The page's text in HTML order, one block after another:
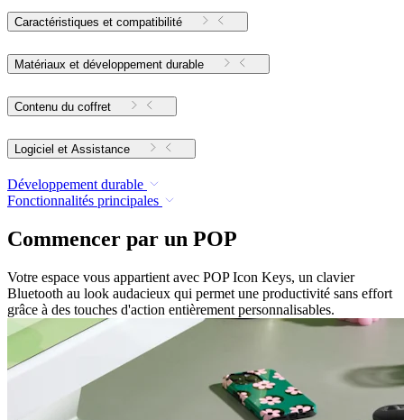
Caractéristiques et compatibilité
Matériaux et développement durable
Contenu du coffret
Logiciel et Assistance
Développement durable
Fonctionnalités principales
Commencer par un POP
Votre espace vous appartient avec POP Icon Keys, un clavier
Bluetooth au look audacieux qui permet une productivité sans effort
grâce à des touches d'action entièrement personnalisables.